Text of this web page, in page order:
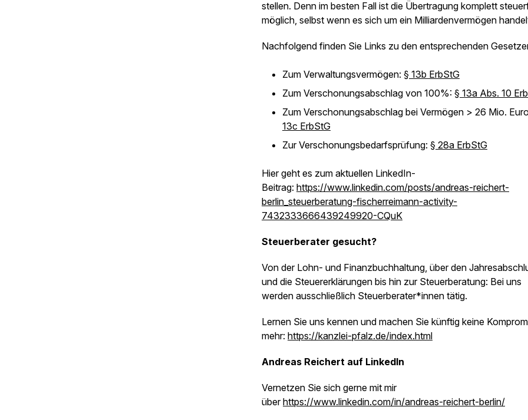
stellen. Denn im besten Fall ist die Übertragung komplett
möglich, selbst wenn es sich um ein Milliardenvermögen
Nachfolgend finden Sie Links zu den entsprechenden
Zum Verwaltungsvermögen: § 13b ErbStG
Zum Verschonungsabschlag von 100%: § 13a Abs. 10
Zum Verschonungsabschlag bei Vermögen > 26 Mio.
13c ErbStG
Zur Verschonungsbedarfsprüfung: § 28a ErbStG
Hier geht es zum aktuellen LinkedIn-
Beitrag: https://www.linkedin.com/posts/andreas-reichert-
berlin_steuerberatung-fischerreimann-activity-
7432333666439249920-CQuK
Steuerberater gesucht?
Von der Lohn- und Finanzbuchhaltung, über den
und die Steuererklärungen bis hin zur Steuerberatung: Bei uns
werden ausschließlich Steuerberater*innen tätig.
Lernen Sie uns kennen und machen Sie künftig keine
mehr: https://kanzlei-pfalz.de/index.html
Andreas Reichert auf LinkedIn
Vernetzen Sie sich gerne mit mir
überhttps://www.linkedin.com/in/andreas-reichert-berlin/